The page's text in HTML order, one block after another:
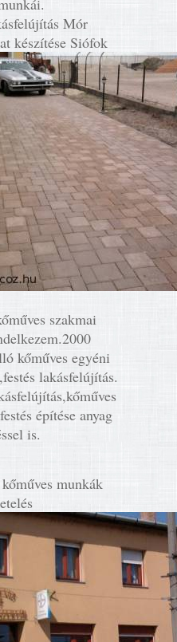
Mór
készítése Siófok
szakmai
kőműves egyéni
lakásfelújítás.
építése anyag
is.
munkák